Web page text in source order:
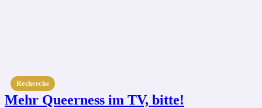
Recherche
Mehr Queerness im TV, bitte!